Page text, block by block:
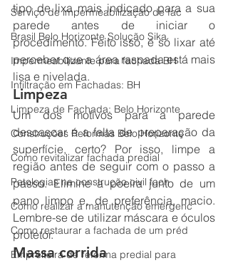
Serviço de impermeabilização de fac
Brasil Belo Horizonte Solução Sika
Impermeabilizante para fachada BH
Infiltração em Fachadas: BH
Limpeza de Fachada: Belo Horizonte
Construções Reformas Belo Horizonte
Como revitalizar fachada predial
Patologias na construção civil fach
Como realizar a manutenção emergenc
Como restaurar a fachada de um préd
Empreiteira de reforma predial para
tipo de lixa mais indicado para a sua
parede antes de iniciar o
procedimento. Feito isso, é só lixar até
perceber que a área raspada está mais
lisa e nivelada.
Limpeza
Um dos motivos para a parede
descascar é a falta de preparação da
superfície, certo? Por isso, limpe a
região antes de seguir com o passo a
passo. Elimine a poeira junto de um
pano limpo e, de preferência, macio.
Lembre-se de utilizar máscara e óculos
protetor.
Massa corrida